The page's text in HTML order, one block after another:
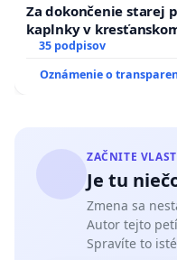
vašej elektronickej
Za dokončenie starej
kaplnky v
35 podpisov
Oznámenie o
ZAČNITE
Je tu
Zmena sa
Autor tejto
Spravíte to